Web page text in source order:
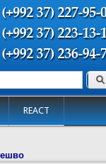
REACT
поиска Поиск